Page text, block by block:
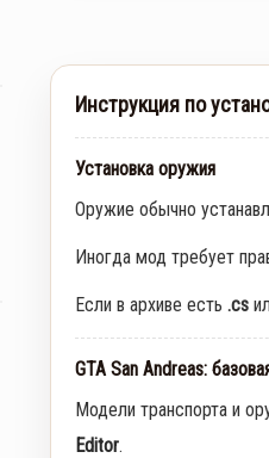
Инструкция по
Установка оружия
Оружие обычно
Иногда мод требует
Если в архиве есть .cs
GTA San Andreas:
Модели транспорта и
Editor.